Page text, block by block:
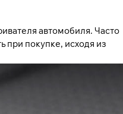
автомобиля. Часто
при покупке, исходя из